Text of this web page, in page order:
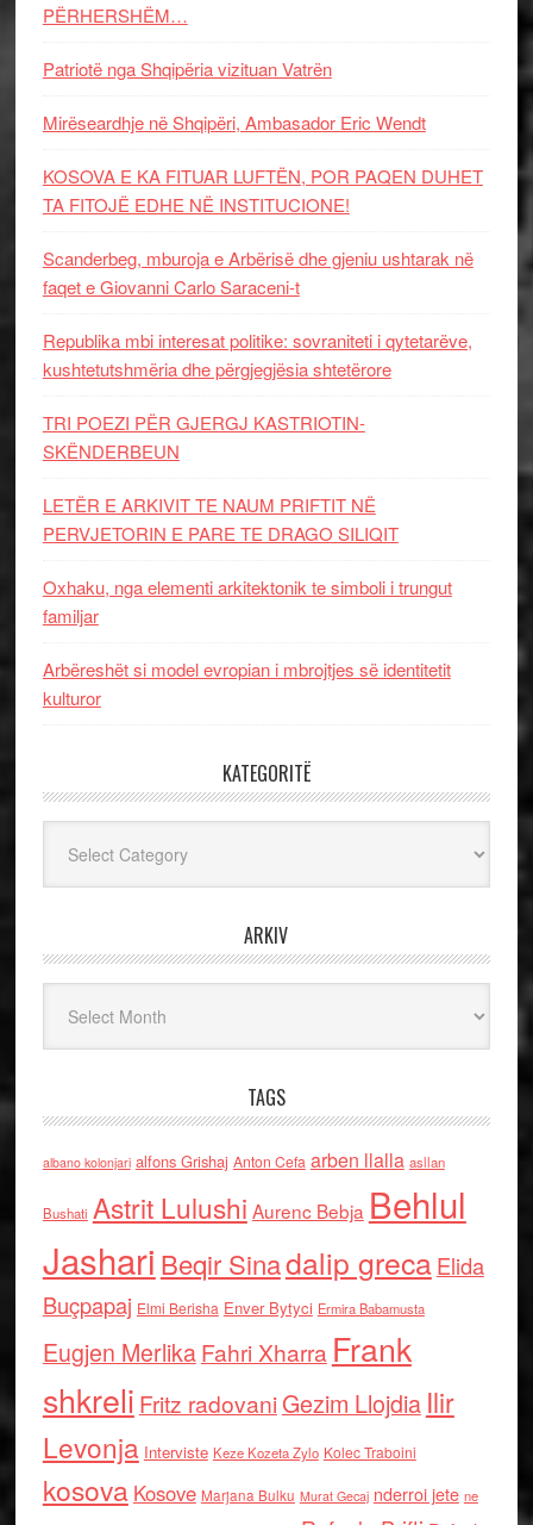
PËRHERSHËM…
Patriotë nga Shqipëria vizituan Vatrën
Mirëseardhje në Shqipëri, Ambasador Eric Wendt
KOSOVA E KA FITUAR LUFTËN, POR PAQEN DUHET
TA FITOJË EDHE NË INSTITUCIONE!
Scanderbeg, mburoja e Arbërisë dhe gjeniu ushtarak në
faqet e Giovanni Carlo Saraceni-t
Republika mbi interesat politike: sovraniteti i qytetarëve,
kushtetutshmëria dhe përgjegjësia shtetërore
TRI POEZI PËR GJERGJ KASTRIOTIN-
SKËNDERBEUN
LETËR E ARKIVIT TE NAUM PRIFTIT NË
PERVJETORIN E PARE TE DRAGO SILIQIT
Oxhaku, nga elementi arkitektonik te simboli i trungut
familjar
Arbëreshët si model evropian i mbrojtjes së identitetit
kulturor
KATEGORITË
ARKIV
TAGS
albano kolonjari alfons Grishaj Anton Cefa arben llalla asllan
Bushati Astrit Lulushi Aurenc Bebja Behlul
Jashari Beqir Sinadalip grecaElida
Buçpapaj Elmi Berisha Enver Bytyci Ermira Babamusta
Eugjen MerlikaFahri Xharra Frank
shkreli Fritz radovaniGezim Llojdia Ilir
Levonja Interviste Keze Kozeta Zylo Kolec Traboini
kosova Kosove Marjana Bulku Murat Gecaj nderroi jete ne